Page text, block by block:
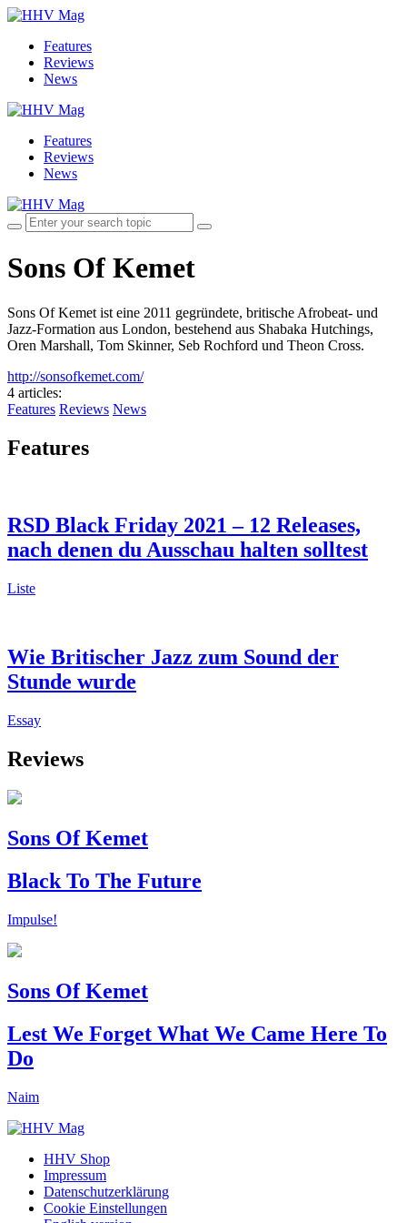
Features
Reviews
News
Features
Reviews
News
Sons Of Kemet
Sons Of Kemet ist eine 2011 gegründete, britische Afrobeat- und
Jazz-Formation aus London, bestehend aus Shabaka Hutchings,
Oren Marshall, Tom Skinner, Seb Rochford und Theon Cross.
http://sonsofkemet.com/
4 articles:
Features Reviews News
Features
RSD Black Friday 2021 – 12 Releases,
nach denen du Ausschau halten solltest
Liste
Wie Britischer Jazz zum Sound der
Stunde wurde
Essay
Reviews
Sons Of Kemet
Black To The Future
Impulse!
Sons Of Kemet
Lest We Forget What We Came Here To
Do
Naim
HHV Shop
Impressum
Datenschutzerklärung
Cookie Einstellungen